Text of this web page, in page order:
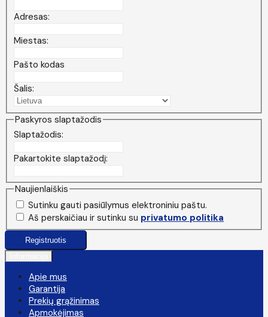
Adresas:
Miestas:
Pašto kodas
Šalis:
Paskyros slaptažodis
Slaptažodis:
Pakartokite slaptažodį:
Naujienlaiškis
Sutinku gauti pasiūlymus elektroniniu paštu.
Aš perskaičiau ir sutinku su privatumo politika
Apie mus
Garantija
Prekių grąžinimas
Apmokėjimas